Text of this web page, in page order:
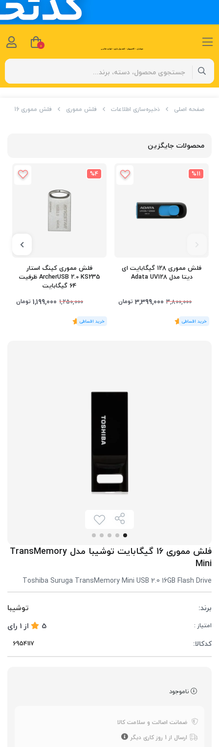
صفحه اصلی ذخیره‌سازی اطلاعات فلش مموری فلش مموری 16 گیگابایت توشیبا مدل TransMemory Mini
محصولات جایگزین
%11
فلش مموری 128 گیگابایت ای
دیتا مدل Adata UV128
3,800,000
3,399,000 تومان
(1رای)
5
%4
فلش مموری کینگ استار
ArcherUSB 2.0 KS235 ظرفیت
64 گیگابایت
1,250,000
1,199,000 تومان
(1رای)
5
فلش مموری 16 گیگابایت توشیبا مدل TransMemory
Mini
Toshiba Suruga TransMemory Mini USB 2.0 16GB Flash Drive
برند: توشیبا
امتیاز : 5 از1 رای
کدکالا:
ناموجود
ضمانت اصالت و سلامت کالا
ارسال از 1 روز کاری دیگر
0